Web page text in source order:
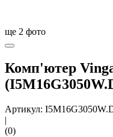
ще 2 фото
Комп'ютер
Артикул:
(0)